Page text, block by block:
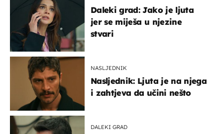
Daleki grad: Jako je ljuta
jer se miješa u njezine
stvari
NASLJEDNIK
Nasljednik: Ljuta je na njega
i zahtjeva da učini nešto
DALEKI GRAD